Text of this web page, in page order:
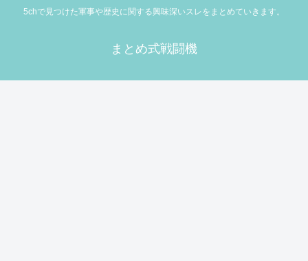
5chで見つけた軍事や歴史に関する興味深いスレをまとめていきます。
まとめ式戦闘機